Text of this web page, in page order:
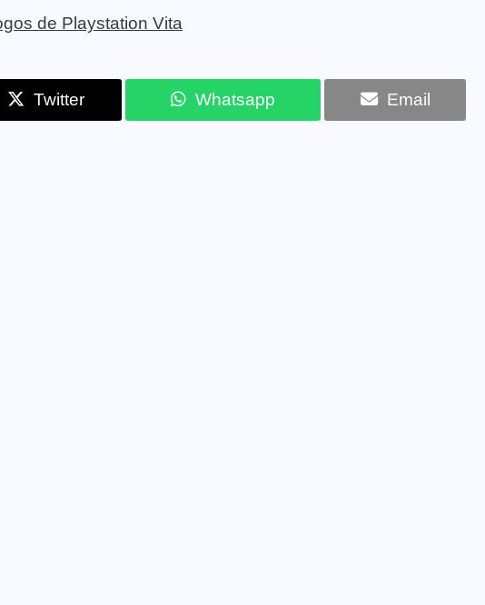
de Playstation Vita
Twitter Whatsapp Email